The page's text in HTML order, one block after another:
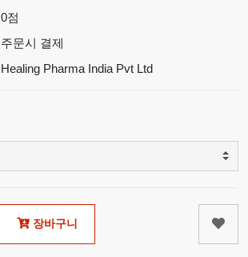
0점
주문시 결제
Healing Pharma India Pvt Ltd
장바구니